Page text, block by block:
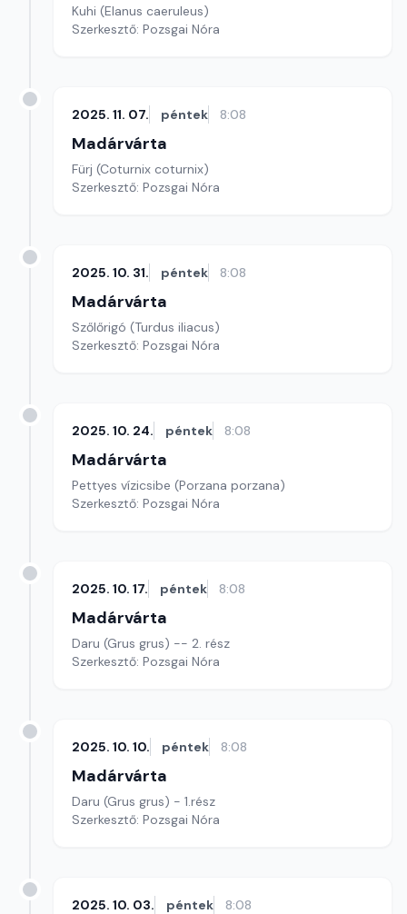
Kuhi (Elanus caeruleus)
Szerkesztő: Pozsgai Nóra
2025. 11. 07. péntek 8:08
Madárvárta
Fürj (Coturnix coturnix)
Szerkesztő: Pozsgai Nóra
2025. 10. 31. péntek 8:08
Madárvárta
Szőlőrigó (Turdus iliacus)
Szerkesztő: Pozsgai Nóra
2025. 10. 24. péntek 8:08
Madárvárta
Pettyes vízicsibe (Porzana porzana)
Szerkesztő: Pozsgai Nóra
2025. 10. 17. péntek 8:08
Madárvárta
Daru (Grus grus) -- 2. rész
Szerkesztő: Pozsgai Nóra
2025. 10. 10. péntek 8:08
Madárvárta
Daru (Grus grus) - 1.rész
Szerkesztő: Pozsgai Nóra
2025. 10. 03. péntek 8:08